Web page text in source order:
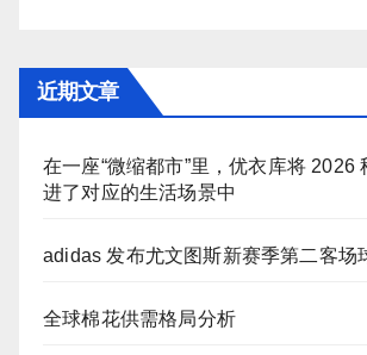
近期文章
在一座“微缩都市”里，优衣库将 2026
进了对应的生活场景中
adidas 发布尤文图斯新赛季第二客场
全球棉花供需格局分析